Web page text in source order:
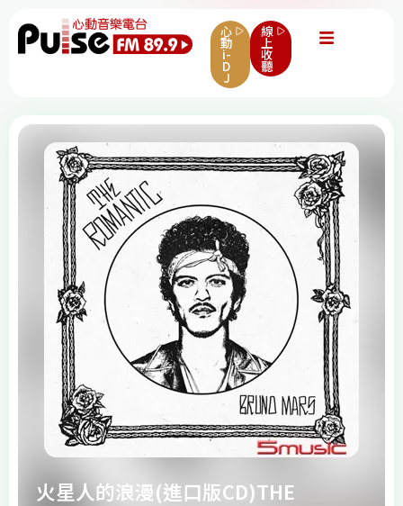
心
動
i-
D
J
線
上
收
聽
火星人的浪漫(進口版CD)THE